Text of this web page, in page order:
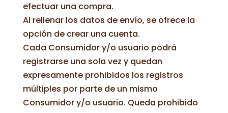
efectuar una compra.
Al rellenar los datos de envío, se ofrece la
opción de crear una cuenta.
Cada Consumidor y/o usuario podrá
registrarse una sola vez y quedan
expresamente prohibidos los registros
múltiples por parte de un mismo
Consumidor y/o usuario. Queda prohibido